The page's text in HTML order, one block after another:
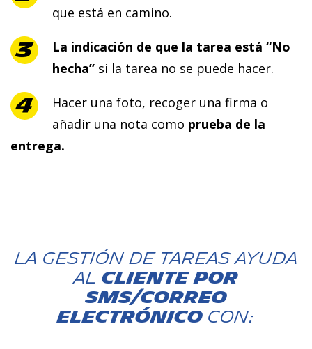
que está en camino.
La indicación de que la tarea está “No
hecha” si la tarea no se puede hacer.
Hacer una foto, recoger una firma o
añadir una nota como prueba de la
entrega.
La gestión de tareas ayuda
al CLIENTE POR
SMS/CORREO
ELECTRÓNICO con: